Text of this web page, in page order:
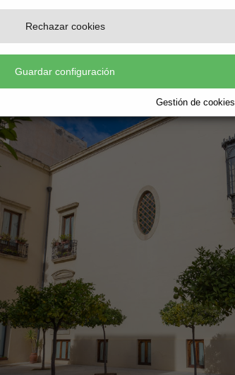
Rechazar cookies
Guardar configuración
Gestión de
- PATRIMONIO